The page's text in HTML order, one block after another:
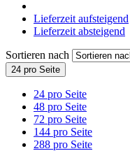
Lieferzeit aufsteigend
Lieferzeit absteigend
Sortieren nach
24 pro Seite
24 pro Seite
48 pro Seite
72 pro Seite
144 pro Seite
288 pro Seite